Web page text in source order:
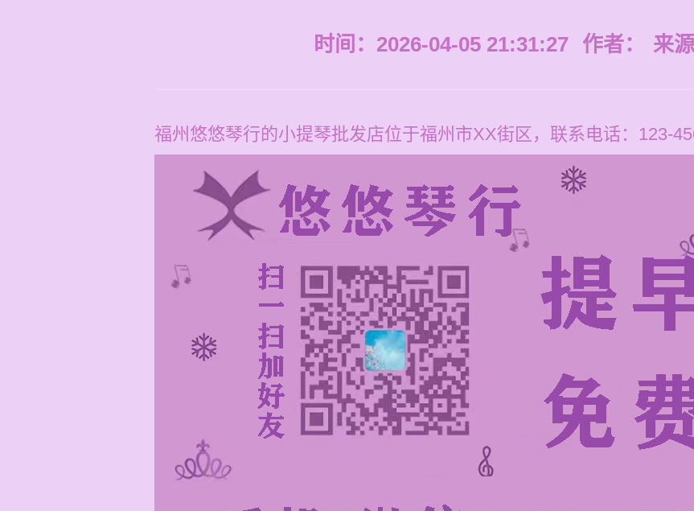
时间：2026-04-05 21:31:27 作者： 来源
福州悠悠琴行的小提琴批发店位于福州市XX街区，联系电话：123-